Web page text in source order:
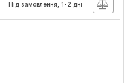
Під замовлення, 1-2 дні